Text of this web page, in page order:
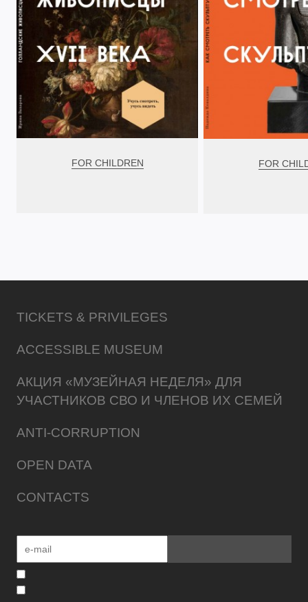
FOR CHILDREN FOR
TICKETS & PRIVILEGES
ACCESSIBLE MUSEUM
АКЦИЯ «МУЗЕЙНАЯ НЕДЕЛЯ» ДЛЯ
УЧАСТНИКОВ СВО И ЧЛЕНОВ ИХ СЕМЕЙ
ANTI-CORRUPTION
OPEN DATA
CONTACTS